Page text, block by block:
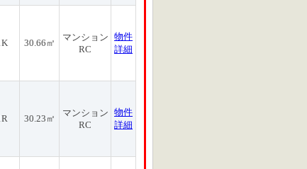
30.66㎡
マンション
RC
物件
詳細
30.23㎡
マンション
RC
物件
詳細